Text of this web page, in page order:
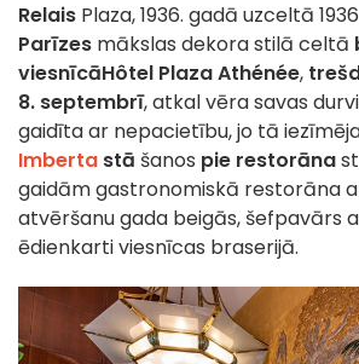
Relais Plaza, 1936. gadā uzceltā
Parīzes mākslas dekora stilā celtā
viesnīcāHôtel Plaza Athénée,
8. septembrī, atkal vēra savas
gaidīta ar nepacietību, jo tā
Imberta stā šanos pie restorāna
gaidām gastronomiskā restorāna
atvēršanu gada beigās, šefpavārs
ēdienkarti viesnīcas braserijā.